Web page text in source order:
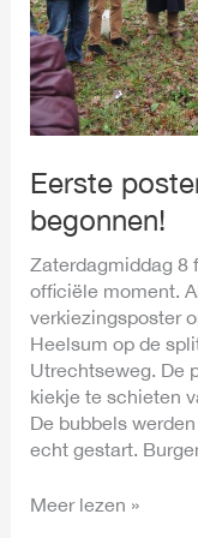
Eerste
begonnen!
Zaterdagmiddag 8
officiële moment.
verkiezingsposter
Heelsum op de
Utrechtseweg. De
kiekje te schieten
De bubbels
echt gestart.
Meer lezen »